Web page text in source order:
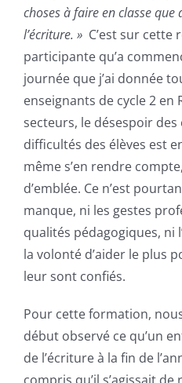
choses à faire en classe que
l’écriture. » C’est sur cette
participante qu’a
journée que j’ai donnée
enseignants de cycle 2 en
secteurs, le désespoir
difficultés des élèves est
même s’en rendre
d’emblée. Ce n’est
manque, ni les gestes
qualités pédagogiques, ni
la volonté d’aider le plus
leur sont confiés.
Pour cette formation,
début observé ce qu’un
de l’écriture à la fin de